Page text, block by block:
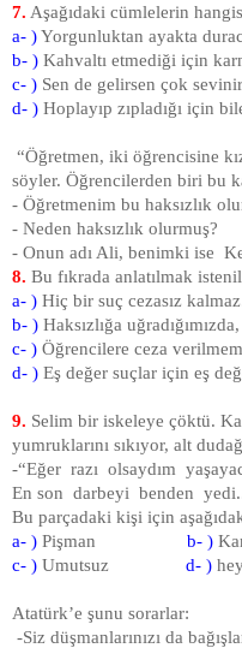
7. Aşağıdaki cümlelerin
a- )Yorgunluktan ayakta
b- ) Kahvaltı etmediği için
c- ) Sen de gelirsen çok
d- ) Hoplayıp zıpladığı için
“Öğretmen, iki öğrencisine
söyler. Öğrencilerden biri bu
- Öğretmenim bu haksızlık
- Neden haksızlık olurmuş?
- Onun adı Ali, benimki ise
8. Bu fıkrada anlatılmak
a- ) Hiç bir suç cezasız
b- ) Haksızlığa
c- ) Öğrencilere ceza
d- ) Eş değer suçlar için eş
9. Selim bir iskeleye çöktü.
yumruklarını sıkıyor, alt
-“Eğer razı olsaydım
En son darbeyi benden
Bu parçadaki kişi için
a- ) Pişman b- )
c- ) Umutsuz d- )
Atatürk’e şunu sorarlar:
-Siz düşmanlarınızı da